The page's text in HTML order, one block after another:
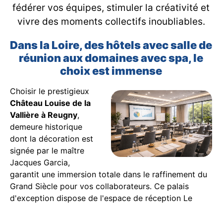
fédérer vos équipes, stimuler la créativité et
vivre des moments collectifs inoubliables.
Dans la Loire, des hôtels avec salle de
réunion aux domaines avec spa, le
choix est immense
Choisir le prestigieux
Château Louise de la
Vallière à Reugny,
demeure historique
dont la décoration est
signée par le maître
Jacques Garcia,
garantit une immersion totale dans le raffinement du
Grand Siècle pour vos collaborateurs. Ce palais
d'exception dispose de l'espace de réception Le